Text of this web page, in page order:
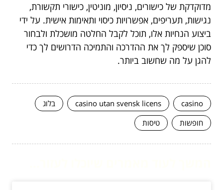
מדוקדקת של כישורים, ניסיון, מוניטין, כישורי תקשורת,
נגישות, תעריפים, אפשרויות כיסוי ותאימות אישית. על ידי
ביצוע הנחיות אלו, תוכל לקבל החלטה מושכלת ולבחור
סוכן שיספק לך את ההדרכה והתמיכה הדרושים לך כדי
להגן על מה שחשוב ביותר.
casino
casino utan svensk licens
בלוג
חופשות
טיסות